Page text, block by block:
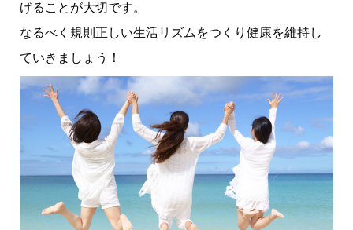
げることが大切です。
なるべく規則正しい生活リズムをつくり健康を維持し
ていきましょう！